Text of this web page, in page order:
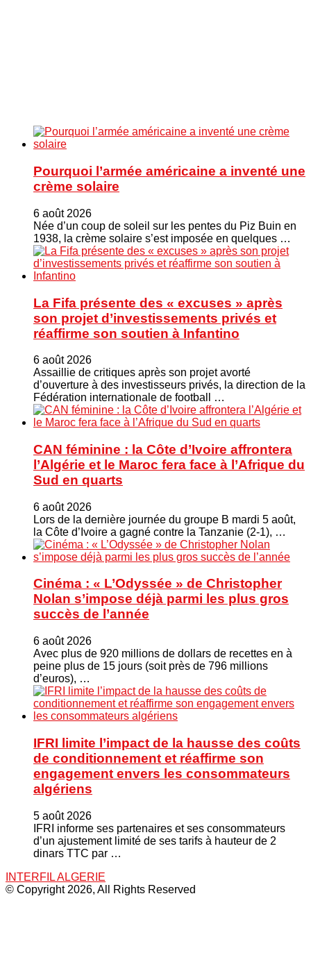
Pourquoi l’armée américaine a inventé une
crème solaire
6 août 2026
Née d’un coup de soleil sur les pentes du Piz Buin en
1938, la crème solaire s’est imposée en quelques …
La Fifa présente des « excuses » après
son projet d’investissements privés et
réaffirme son soutien à Infantino
6 août 2026
Assaillie de critiques après son projet avorté
d’ouverture à des investisseurs privés, la direction de la
Fédération internationale de football …
CAN féminine : la Côte d’Ivoire affrontera
l’Algérie et le Maroc fera face à l’Afrique du
Sud en quarts
6 août 2026
Lors de la dernière journée du groupe B mardi 5 août,
la Côte d’Ivoire a gagné contre la Tanzanie (2-1), …
Cinéma : « L’Odyssée » de Christopher
Nolan s’impose déjà parmi les plus gros
succès de l’année
6 août 2026
Avec plus de 920 millions de dollars de recettes en à
peine plus de 15 jours (soit près de 796 millions
d’euros), …
IFRI limite l’impact de la hausse des coûts
de conditionnement et réaffirme son
engagement envers les consommateurs
algériens
5 août 2026
IFRI informe ses partenaires et ses consommateurs
d’un ajustement limité de ses tarifs à hauteur de 2
dinars TTC par …
INTERFIL ALGERIE
© Copyright 2026, All Rights Reserved